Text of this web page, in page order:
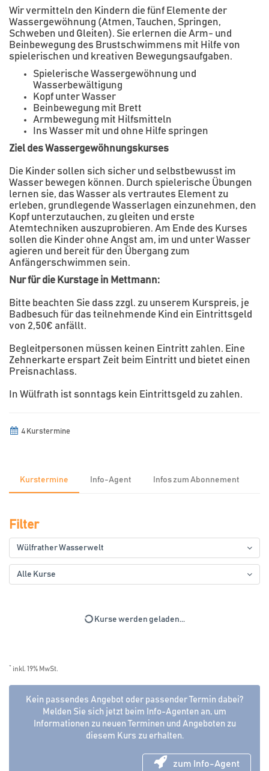
Wir vermitteln den Kindern die fünf Elemente der
Wassergewöhnung (Atmen, Tauchen, Springen,
Schweben und Gleiten). Sie erlernen die Arm- und
Beinbewegung des Brustschwimmens mit Hilfe von
spielerischen und kreativen Bewegungsaufgaben.
Spielerische Wassergewöhnung und
Wasserbewältigung
Kopf unter Wasser
Beinbewegung mit Brett
Armbewegung mit Hilfsmitteln
Ins Wasser mit und ohne Hilfe springen
Ziel des Wassergewöhnungskurses
Die Kinder sollen sich sicher und selbstbewusst im
Wasser bewegen können. Durch spielerische Übungen
lernen sie, das Wasser als vertrautes Element zu
erleben, grundlegende Wasserlagen einzunehmen, den
Kopf unterzutauchen, zu gleiten und erste
Atemtechniken auszuprobieren. Am Ende des Kurses
sollen die Kinder ohne Angst am, im und unter Wasser
agieren und bereit für den Übergang zum
Anfängerschwimmen sein.
Nur für die Kurstage in Mettmann:
Bitte beachten Sie dass zzgl. zu unserem Kurspreis, je
Badbesuch für das teilnehmende Kind ein Eintrittsgeld
von 2,50€ anfällt.
Begleitpersonen müssen keinen Eintritt zahlen. Eine
Zehnerkarte erspart Zeit beim Eintritt und bietet einen
Preisnachlass.
In Wülfrath ist sonntags kein Eintrittsgeld zu zahlen.
4 Kurstermine
Kurstermine Info-Agent Infos zum Abonnement
Filter
Wülfrather Wasserwelt
Alle Kurse
Kurse werden geladen...
* inkl. 19% MwSt.
Kein passendes Angebot oder passender Termin dabei?
Melden Sie sich jetzt beim Info-Agenten an, um
Informationen zu neuen Terminen und Angeboten zu
diesem Kurs zu erhalten.
zum Info-Agent